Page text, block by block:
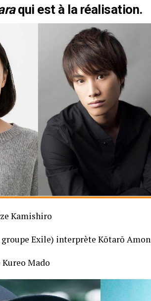
qui est à la réalisation.
Kamishiro
groupe Exile) interprète Kōtarō Amon
Mado